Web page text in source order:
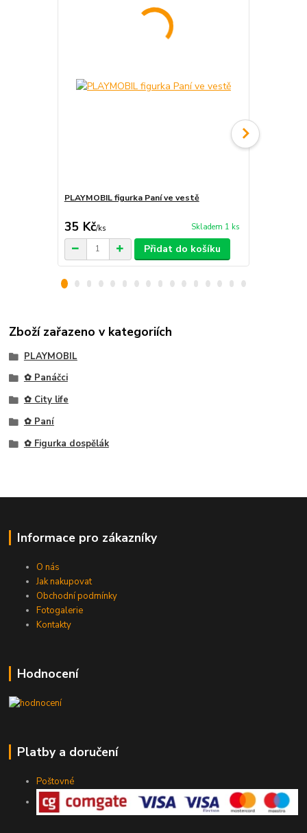
PLAYMOBIL figurka Paní ve vestě
35 Kč/ks Skladem 1 ks
Přidat do košíku
Zboží zařazeno v kategoriích
PLAYMOBIL
✿ Panáčci
✿ City life
✿ Paní
✿ Figurka dospělák
Informace pro zákazníky
O nás
Jak nakupovat
Obchodní podmínky
Fotogalerie
Kontakty
Hodnocení
Platby a doručení
Poštovné